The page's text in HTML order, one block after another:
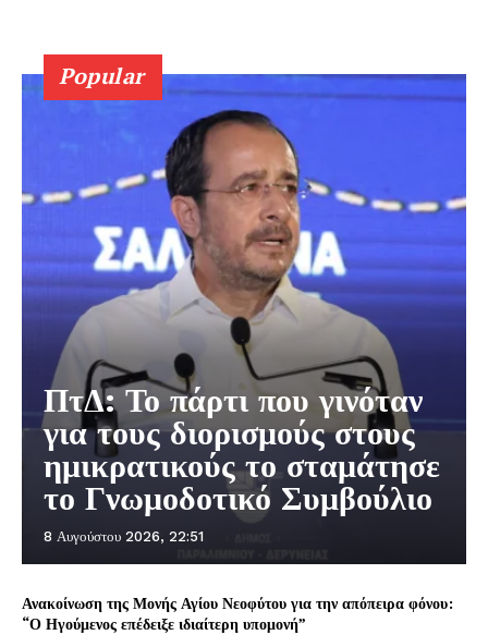
Popular
ΠτΔ: Το πάρτι που γινόταν
για τους διορισμούς στους
ημικρατικούς το σταμάτησε
το Γνωμοδοτικό Συμβούλιο
8 Αυγούστου 2026, 22:51
Ανακοίνωση της Μονής Αγίου Νεοφύτου για την απόπειρα φόνου:
“Ο Ηγούμενος επέδειξε ιδιαίτερη υπομονή”